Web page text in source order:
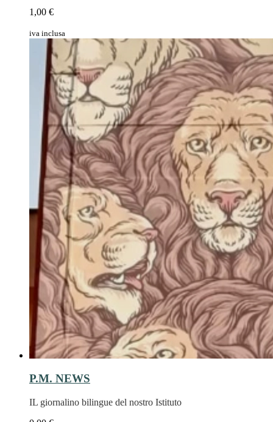
1,00 €
iva inclusa
P.M. NEWS
IL giornalino bilingue del nostro Istituto